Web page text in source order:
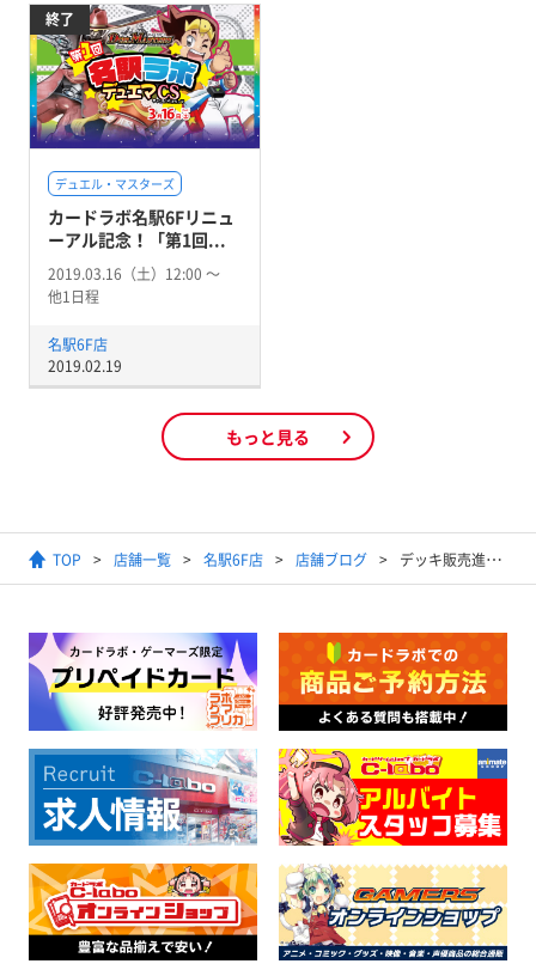
終了
デュエル・マスターズ
カードラボ名駅6Fリニュ
ーアル記念！「第1回...
2019.03.16（土）12:00 〜
他1日程
名駅6F店
2019.02.19
もっと見る
TOP 店舗一覧 名駅6F店 店舗ブログ デッキ販売進化しました！！！！